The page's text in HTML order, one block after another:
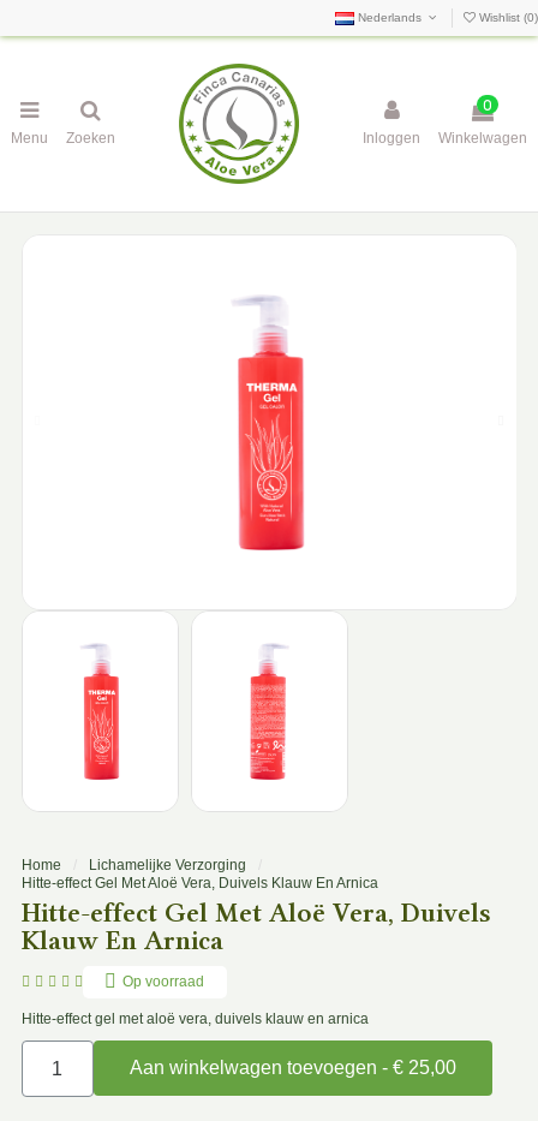
Nederlands Wishlist (0)
Menu Zoeken Inloggen
0
Winkelwagen
Home
Lichamelijke Verzorging
Hitte-effect Gel Met Aloë Vera, Duivels Klauw En Arnica
Hitte-effect Gel Met Aloë Vera, Duivels
Klauw En Arnica
     Op voorraad
Hitte-effect gel met aloë vera, duivels klauw en arnica
Aan winkelwagen toevoegen - € 25,00